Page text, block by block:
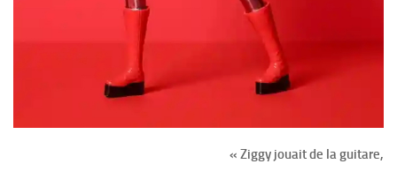
« Ziggy jouait de la guitare,